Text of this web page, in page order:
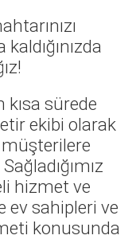
sürede
ekibi olarak
hizmet ve
ev sahipleri ve
konusunda